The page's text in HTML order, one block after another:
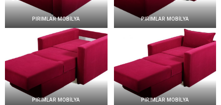
PIRIMLAR MOBİLYA PIRIMLAR MOBİLYA
PIRIMLAR MOBİLYA PIRIMLAR MOBİLYA